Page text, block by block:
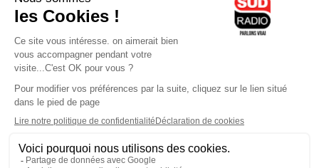
olympique-et-lyonnais.com
L'application Iphone / Android
Téléchargez l'application
Les cookies
Gestion des cookies